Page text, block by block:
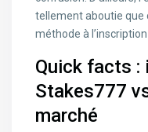
tellement aboutie
méthode à
Quick facts :
Stakes777
marché